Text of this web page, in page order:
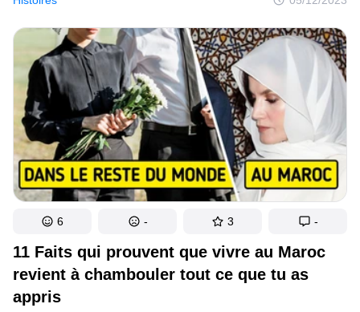
de nulle part. En fait, plein d’idées viennent de la vie quotidienne.
Les histoires ci-dessous surpassent même les rêves les plus fous
des scénaristes. Oui, la vie sait vraiment comment nous
surprendre.
11 Faits qui prouvent que vivre au Maroc
revient à chambouler tout ce que tu as
appris
6 - 3 -